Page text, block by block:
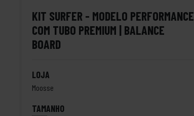
KIT SURFER - MODELO PERFORMANCE
COM TUBO PREMIUM | BALANCE
BOARD
LOJA
Moosse
TAMANHO